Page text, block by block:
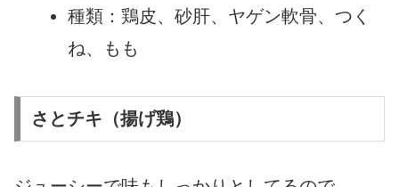
種類：鶏皮、砂肝、ヤゲン軟骨、つく
ね、もも
さとチキ（揚げ鶏）